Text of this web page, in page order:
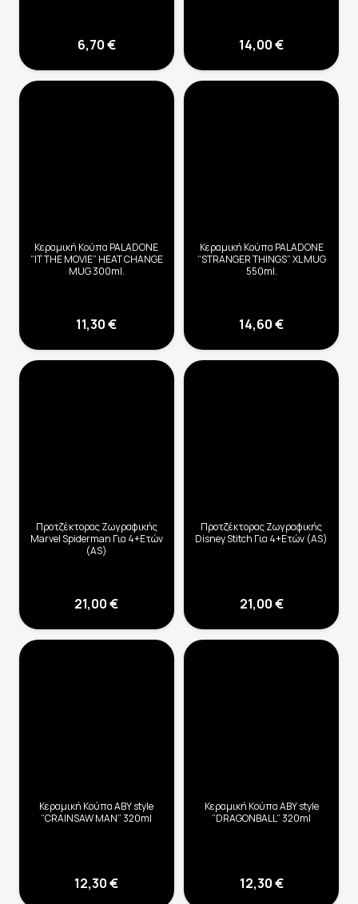
6,70€ 14,00€
Κεραμική Κούπα PALADONE
“IT THE MOVIE” HEAT CHANGE
MUG 300ml.
11,30€
Κεραμική Κούπα PALADONE
“STRANGER THINGS” XL MUG
550ml.
14,60€
Προτζέκτορας Ζωγραφικής
Marvel Spiderman Για 4+Ετών
(AS)
21,00€
Προτζέκτορας Ζωγραφικής
Disney Stitch Για 4+Ετών (AS)
21,00€
Κεραμική Κούπα ABY style
“CRAINSAW MAN” 320ml
12,30€
Κεραμική Κούπα ABY style
“DRAGONBALL” 320ml
12,30€